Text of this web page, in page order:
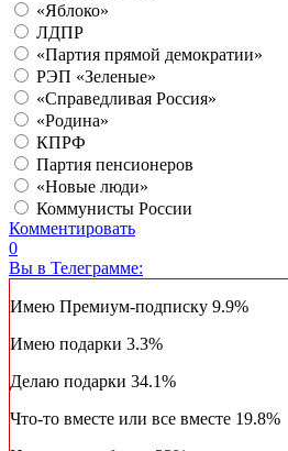
«Яблоко»
ЛДПР
«Партия прямой демократии»
РЭП «Зеленые»
«Справедливая Россия»
«Родина»
КПРФ
Партия пенсионеров
«Новые люди»
Коммунисты России
Комментировать
0
Вы в Телеграмме:
Имею Премиум-подписку 9.9%
Имею подарки 3.3%
Делаю подарки 34.1%
Что-то вместе или все вместе 19.8%